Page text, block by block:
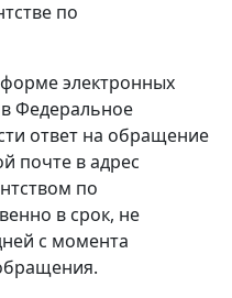
по
электронных
Федеральное
ответ на обращение
почте в адрес
по
в срок, не
с момента